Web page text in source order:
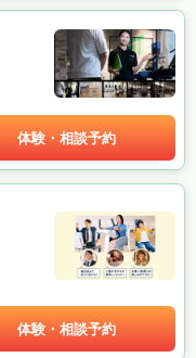
体験・相談予約
体験・相談予約